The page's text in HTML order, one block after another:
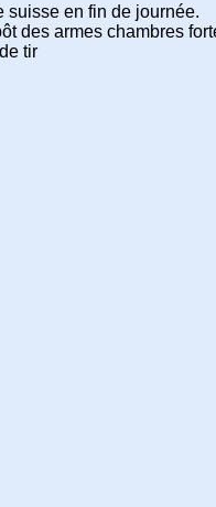
suisse en fin de journée.
des armes chambres
tir